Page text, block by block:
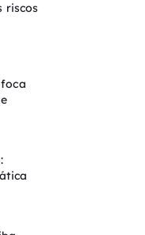
riscos